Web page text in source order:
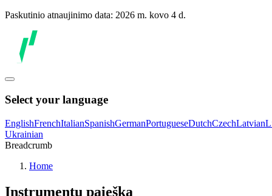
Paskutinio atnaujinimo data: 2026 m. kovo 4 d.
Select your language
EnglishFrenchItalianSpanishGermanPortugueseDutchCzechLatvian
Ukrainian
Breadcrumb
Home
Instrumentų paieška